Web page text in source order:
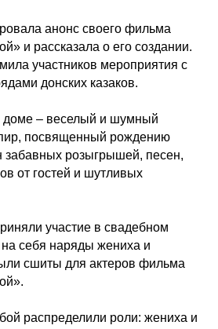
анонс своего фильма
и рассказала о его создании.
участников мероприятия с
донских казаков.
доме – веселый и шумный
посвященный рождению
забавных розыгрышей, песен,
от гостей и шутливых
участие в свадебном
себя наряды жениха и
сшиты для актеров фильма
распределили роли: жениха и